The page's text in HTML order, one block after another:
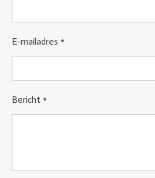
E-mailadres *
Bericht *